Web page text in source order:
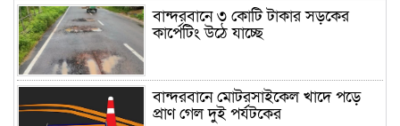
বান্দরবানে ৩ কোটি টাকার সড়কের
কার্পেটিং উঠে যাচ্ছে
বান্দরবানে মোটরসাইকেল খাদে পড়ে
প্রাণ গেল দুই পর্যটকের